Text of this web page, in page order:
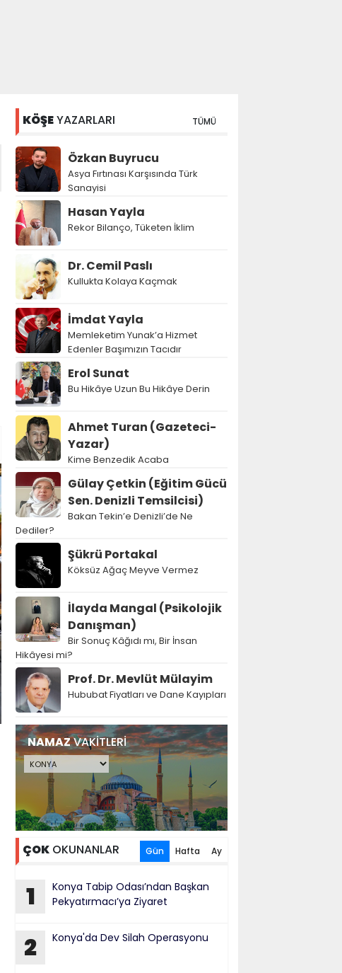
KÖŞEYAZARLARI TÜMÜ
Özkan Buyrucu
Asya Fırtınası Karşısında Türk
Sanayisi
Hasan Yayla
Rekor Bilanço, Tüketen İklim
Dr. Cemil Paslı
Kullukta Kolaya Kaçmak
İmdat Yayla
Memleketim Yunak’a Hizmet
Edenler Başımızın Tacıdır
Erol Sunat
Bu Hikâye Uzun Bu Hikâye Derin
Ahmet Turan (Gazeteci-
Yazar)
Kime Benzedik Acaba
Gülay Çetkin (Eğitim Gücü
Sen. Denizli Temsilcisi)
Bakan Tekin’e Denizli’de Ne
Dediler?
Şükrü Portakal
Köksüz Ağaç Meyve Vermez
İlayda Mangal (Psikolojik
Danışman)
Bir Sonuç Kâğıdı mı, Bir İnsan
Hikâyesi mi?
Prof. Dr. Mevlüt Mülayim
Hububat Fiyatları ve Dane Kayıpları
NAMAZVAKİTLERİ
ÇOK OKUNANLAR Gün Hafta Ay
1
Konya Tabip Odası’ndan Başkan
Pekyatırmacı’ya Ziyaret
2 Konya'da Dev Silah Operasyonu